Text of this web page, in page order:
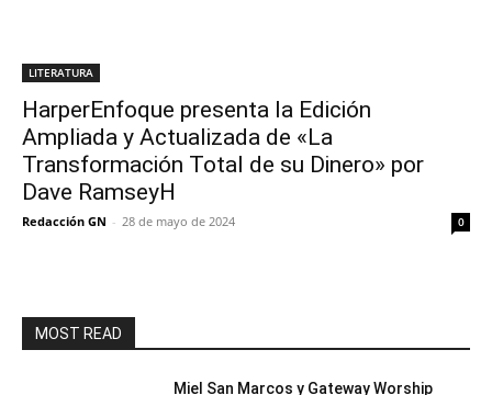
LITERATURA
HarperEnfoque presenta la Edición
Ampliada y Actualizada de «La
Transformación Total de su Dinero» por
Dave RamseyH
Redacción GN - 28 de mayo de 2024 0
MOST READ
Miel San Marcos y Gateway Worship